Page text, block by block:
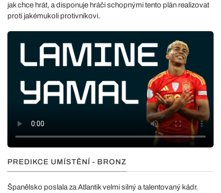
jak chce hrát, a disponuje hráči schopnými tento plán realizovat
proti jakémukoli protivníkovi.
PREDIKCE UMÍSTĚNÍ - BRONZ
Španělsko poslala za Atlantik velmi silný a talentovaný kádr.